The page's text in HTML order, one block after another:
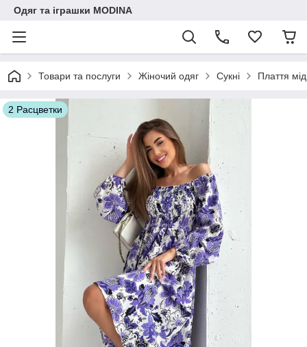
Одяг та іграшки MODINA
Товари та послуги Жіночий одяг Сукні Плаття
2 Расцветки